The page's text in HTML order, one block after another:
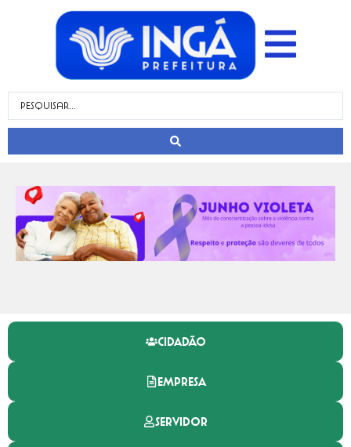
CIDADÃO
EMPRESA
SERVIDOR